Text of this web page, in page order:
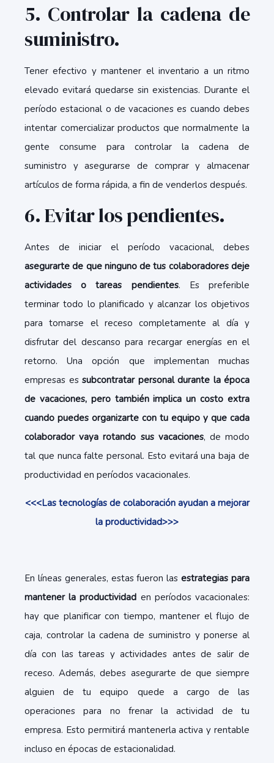
5. Controlar la cadena de
suministro.
Tener efectivo y mantener el inventario a un ritmo
elevado evitará quedarse sin existencias. Durante el
período estacional o de vacaciones es cuando debes
intentar comercializar productos que normalmente la
gente consume para controlar la cadena de
suministro y asegurarse de comprar y almacenar
artículos de forma rápida, a fin de venderlos después.
6. Evitar los pendientes.
Antes de iniciar el período vacacional, debes
asegurarte de que ninguno de tus colaboradores deje
actividades o tareas pendientes. Es preferible
terminar todo lo planificado y alcanzar los objetivos
para tomarse el receso completamente al día y
disfrutar del descanso para recargar energías en el
retorno. Una opción que implementan muchas
empresas es subcontratar personal durante la época
de vacaciones, pero también implica un costo extra
cuando puedes organizarte con tu equipo y que cada
colaborador vaya rotando sus vacaciones, de modo
tal que nunca falte personal. Esto evitará una baja de
productividad en períodos vacacionales.
<<<Las tecnologías de colaboración ayudan a mejorar
la productividad>>>
En líneas generales, estas fueron lasestrategias para
mantener la productividad en períodos vacacionales:
hay que planificar con tiempo, mantener el flujo de
caja, controlar la cadena de suministro y ponerse al
día con las tareas y actividades antes de salir de
receso. Además, debes asegurarte de que siempre
alguien de tu equipo quede a cargo de las
operaciones para no frenar la actividad de tu
empresa. Esto permitirá mantenerla activa y rentable
incluso en épocas de estacionalidad.